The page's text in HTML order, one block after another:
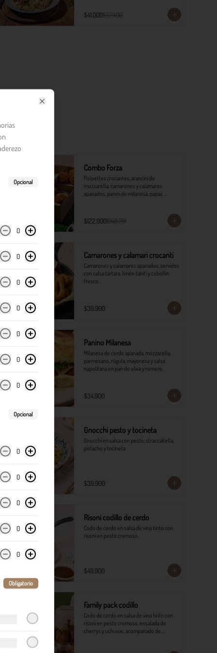
$41.000$57.400
Combo Forza
Polpettes crocantes, arancini de
mozzarella, camarones y calamares
apanados, panini de milanesa, papas
$122.900$148.718
Camarones y calamari crocanti
Camarones y calamares apanados, servidos
con salsa tártara, limón tahití y cebollín
fresco.
$39.900
Panino Milanesa
Milanesa de cerdo apanada, mozzarella,
parmesano, rúgula, mayonesa y salsa
napolitana en pan de oliva y romero.
$34.900
Gnocchi pesto y tocineta
Gnocchi en salsa con pesto, stracciatella,
pistacho y tocineta
$39.900
Risoni codillo de cerdo
Codo de cerdo en salsa de vino tinto con
risoni en pesto cremoso.​
$49.900
Family pack codillo
Codo de cerdo en salsa de vino tinto con
risoni en pesto cremoso, ensalada de
cherrys y uchuvas, acompañado de
Opcional
0
0
0
0
0
0
0
Opcional
0
0
0
0
0
Obligatorio